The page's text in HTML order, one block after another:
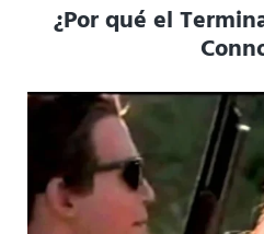
¿Por qué el